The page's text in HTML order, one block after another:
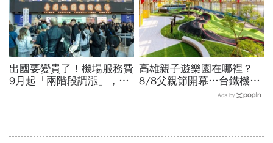
出國要變貴了！機場服務費
9月起「兩階段調漲」，轉
高雄親子遊樂園在哪裡？
8/8父親節開幕…台鐵機廠
變身遊樂園，30項設施要
Ads by